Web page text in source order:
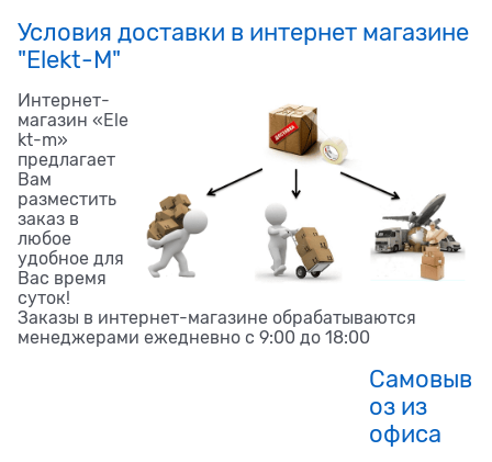
Условия доставки в интернет магазине
"Elekt-M"
Интернет-
магазин «Ele
kt-m»
предлагает
Вам
разместить
заказ в
любое
удобное для
Вас время
суток!
Заказы в интернет-магазине обрабатываются
менеджерами ежедневно с 9:00 до 18:00
Самовыв
оз из
офиса